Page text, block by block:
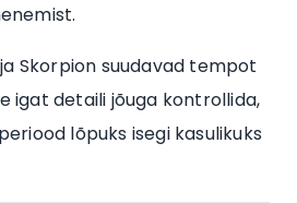
ja Skorpion suudavad tempot
igat detaili jõuga kontrollida,
lõpuks isegi kasulikuks